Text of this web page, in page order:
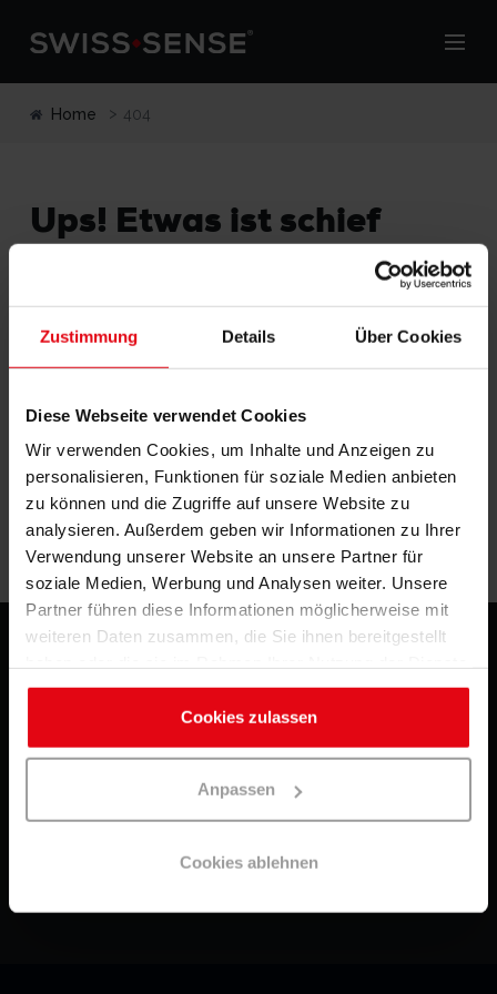
Zustimmung Details Über Cookies
Diese Webseite verwendet Cookies
Wir verwenden Cookies, um Inhalte und Anzeigen zu
personalisieren, Funktionen für soziale Medien anbieten
zu können und die Zugriffe auf unsere Website zu
analysieren. Außerdem geben wir Informationen zu Ihrer
Verwendung unserer Website an unsere Partner für
soziale Medien, Werbung und Analysen weiter. Unsere
Partner führen diese Informationen möglicherweise mit
weiteren Daten zusammen, die Sie ihnen bereitgestellt
gesammelt haben. Sie geben Einwilligung zu unseren
Cookies, wenn Sie unsere Webseite weiterhin nutzen.
Cookies zulassen
Anpassen
Cookies ablehnen
Home 404
Ups! Etwas ist schief
Die Seite, die Sie auf unserer Webseite leider der Suche
nicht gefunden werden kann oder nicht über die
Einige Vorschläge für einen möglichen folgen der
Zurück zuHomepage
Zurück zu Vorherige Seite
KontaktierenSie Swiss Sense
Kontakt
Cookie Richtlinie
Datenschutz
Häufig gestellte Fragen